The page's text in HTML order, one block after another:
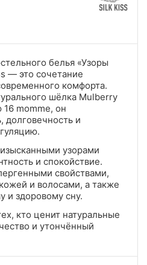
белья «Узоры
— это сочетание
комфорта.
шёлка Mulberry
16 momme, он
долговечность и
узорами
и спокойствие.
свойствами,
и волосами, а также
и здоровому сну.
кто ценит натуральные
и утончённый